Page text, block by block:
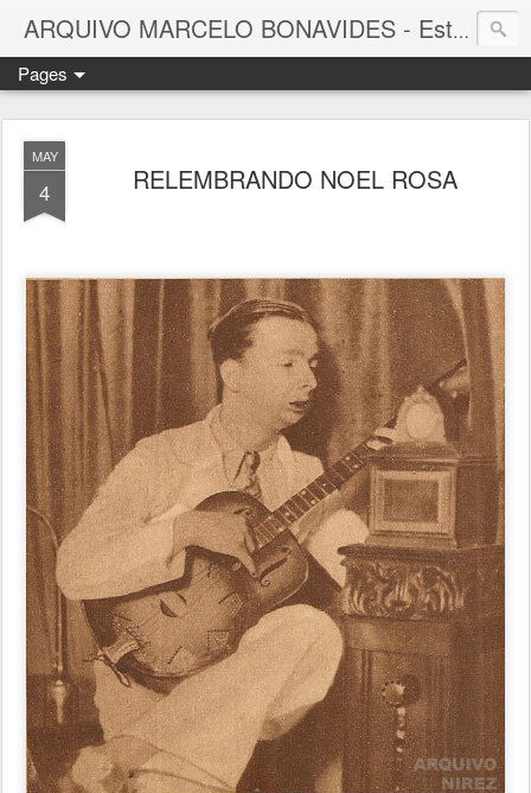
ARQUIVO MARCELO BONAVIDES - Estrelas que nunca se Apagam -
Pages
MAY
4 RELEMBRANDO NOEL ROSA